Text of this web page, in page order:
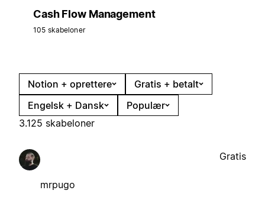
Cash Flow Management
105 skabeloner
Notion + oprettere
Gratis + betalt
Engelsk + Dansk
Populær
3.125 skabeloner
mrpugo
Gratis